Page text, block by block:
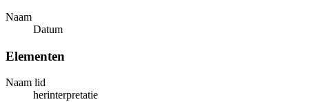
Naam
Datum
Elementen
Naam lid
herinterpretatie